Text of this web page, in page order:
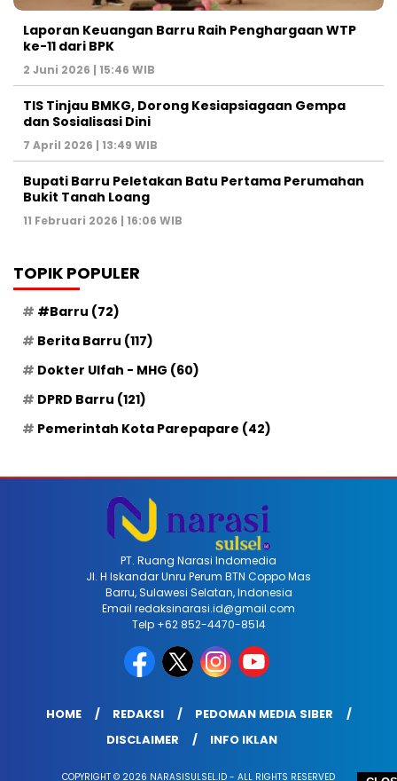
Laporan Keuangan Barru Raih Penghargaan WTP
ke-11 dari BPK
2 Juni 2026 | 15:46 WIB
TIS Tinjau BMKG, Dorong Kesiapsiagaan Gempa
dan Sosialisasi Dini
7 April 2026 | 13:49 WIB
Bupati Barru Peletakan Batu Pertama Perumahan
Bukit Tanah Loang
11 Februari 2026 | 16:06 WIB
TOPIK POPULER
#Barru (72)
Berita Barru (117)
Dokter Ulfah - MHG (60)
DPRD Barru (121)
Pemerintah Kota Parepapare (42)
PT. Ruang Narasi Indomedia
Jl. H Iskandar Unru Perum BTN Coppo Mas
Barru, Sulawesi Selatan, Indonesia
Email redaksinarasi.id@gmail.com
Telp +62 852-4470-8514
HOME REDAKSI
PEDOMAN MEDIA SIBER
DISCLAIMER
INFO IKLAN
COPYRIGHT © 2026 NARASISULSEL.ID - ALL RIGHTS RESERVED